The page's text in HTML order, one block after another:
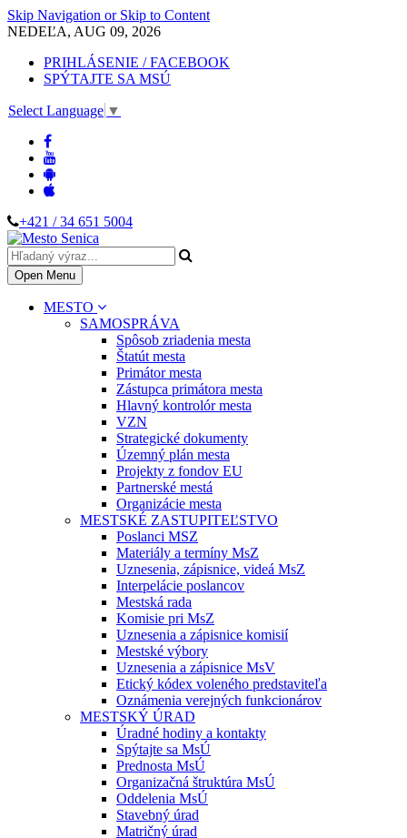
Skip Navigation or Skip to Content
NEDEĽA, AUG 09, 2026
PRIHLÁSENIE / FACEBOOK
SPÝTAJTE SA MSÚ
Select Language ▼
+421 / 34 651 5004
Open Menu
MESTO
SAMOSPRÁVA
Spôsob zriadenia mesta
Štatút mesta
Primátor mesta
Zástupca primátora mesta
Hlavný kontrolór mesta
VZN
Strategické dokumenty
Územný plán mesta
Projekty z fondov EU
Partnerské mestá
Organizácie mesta
MESTSKÉ ZASTUPITEĽSTVO
Poslanci MSZ
Materiály a termíny MsZ
Uznesenia, zápisnice, videá MsZ
Interpelácie poslancov
Mestská rada
Komisie pri MsZ
Uznesenia a zápisnice komisií
Mestské výbory
Uznesenia a zápisnice MsV
Etický kódex voleného predstaviteľa
Oznámenia verejných funkcionárov
MESTSKÝ ÚRAD
Úradné hodiny a kontakty
Spýtajte sa MsÚ
Prednosta MsÚ
Organizačná štruktúra MsÚ
Oddelenia MsÚ
Stavebný úrad
Matričný úrad